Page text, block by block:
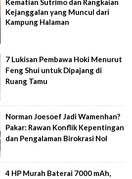
Kematian Sutrimo dan Rangkaian
Kejanggalan yang Muncul dari
Kampung Halaman
7 Lukisan Pembawa Hoki Menurut
Feng Shui untuk Dipajang di
Ruang Tamu
Norman Joesoef Jadi Wamenhan?
Pakar: Rawan Konflik Kepentingan
dan Pengalaman Birokrasi Nol
4 HP Murah Baterai 7000 mAh,